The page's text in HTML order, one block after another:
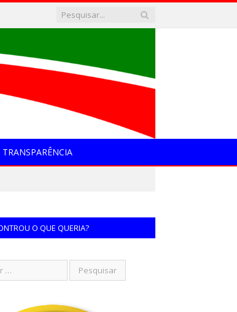
TRANSPARÊNCIA
O QUE QUERIA?